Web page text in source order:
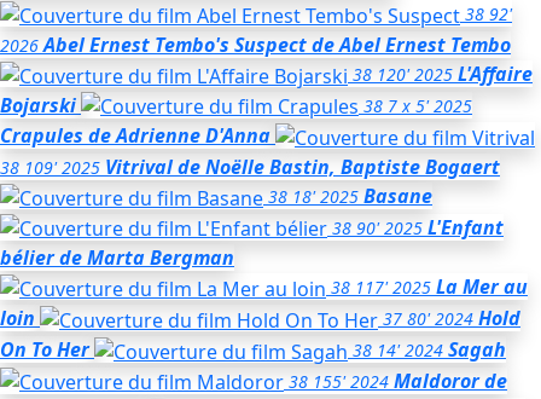
38 92'
2026 Abel Ernest Tembo's Suspectde Abel Ernest Tembo
38 120' 2025 L'Affaire
Bojarski
38 7 x 5' 2025
Crapules de Adrienne D'Anna
38 109' 2025 Vitrivalde Noëlle Bastin, Baptiste Bogaert
38 18' 2025 Basane
38 90' 2025 L'Enfant
bélierde Marta Bergman
38 117' 2025 La Mer au
loin
37 80' 2024 Hold
On To Her
38 14' 2024 Sagah
38 155' 2024 Maldororde